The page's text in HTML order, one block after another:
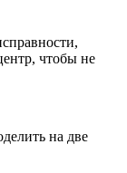
чтобы не
на две